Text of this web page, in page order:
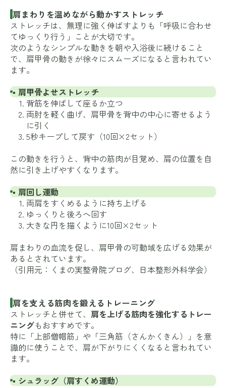
肩まわりを温めながら動かすストレッチ
ストレッチは、無理に強く伸ばすよりも「呼吸に合わせ
てゆっくり行う」ことが大切です。
次のようなシンプルな動きを朝や入浴後に続けること
で、肩甲骨の動きが徐々にスムーズになると言われてい
ます。
▪ 肩甲骨よせストレッチ
背筋を伸ばして座るか立つ
両肘を軽く曲げ、肩甲骨を背中の中心に寄せるよう
に引く
5秒キープして戻す（10回×2セット）
この動きを行うと、背中の筋肉が目覚め、肩の位置を自
然に引き上げやすくなります。
▪ 肩回し運動
両肩をすくめるように持ち上げる
ゆっくりと後ろへ回す
大きな円を描くように10回×2セット
肩まわりの血流を促し、肩甲骨の可動域を広げる効果が
あるとされています。
（引用元： くまの実整骨院ブログ、 日本整形外科学会）
肩を支える筋肉を鍛えるトレーニング
ストレッチと併せて、 肩を上げる筋肉を強化するトレー
ニングもおすすめです。
特に「上部僧帽筋」や「三角筋（さんかくきん）」を意
識的に使うことで、肩が下がりにくくなると言われてい
ます。
▪ シュラッグ（肩すくめ運動）